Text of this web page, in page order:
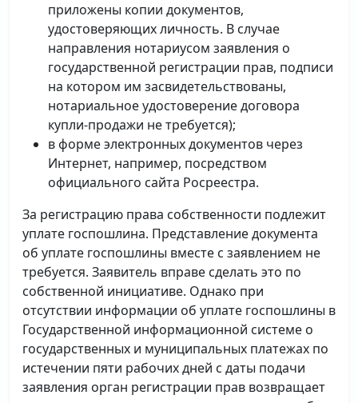
приложены копии документов,
удостоверяющих личность. В случае
направления нотариусом заявления о
государственной регистрации прав, подписи
на котором им засвидетельствованы,
нотариальное удостоверение договора
купли-продажи не требуется);
в форме электронных документов через
Интернет, например, посредством
официального сайта Росреестра.
За регистрацию права собственности подлежит
уплате госпошлина. Представление документа
об уплате госпошлины вместе с заявлением не
требуется. Заявитель вправе сделать это по
собственной инициативе. Однако при
отсутствии информации об уплате госпошлины в
Государственной информационной системе о
государственных и муниципальных платежах по
истечении пяти рабочих дней с даты подачи
заявления орган регистрации прав возвращает